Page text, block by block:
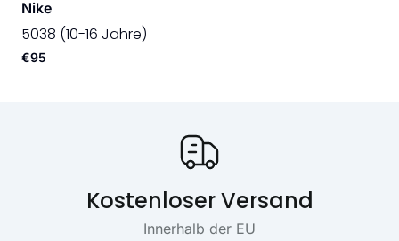
Nike
5038 (10-16 Jahre)
€95
Kostenloser Versand
Innerhalb der EU